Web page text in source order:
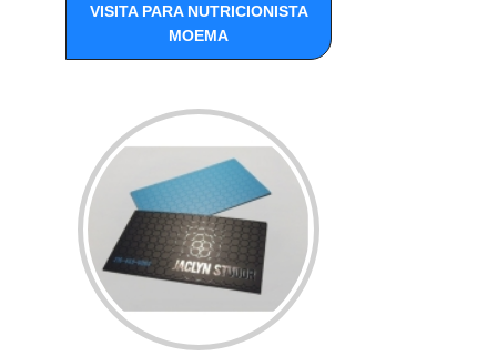
VISITA PARA NUTRICIONISTA
MOEMA